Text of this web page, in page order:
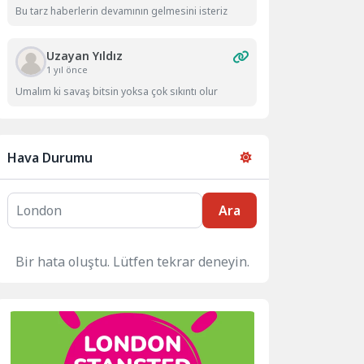
Bu tarz haberlerin devamının gelmesini isteriz
Uzayan Yıldız
1 yıl önce
Umalım ki savaş bitsin yoksa çok sıkıntı olur
Hava Durumu
Ara
Bir hata oluştu. Lütfen tekrar deneyin.